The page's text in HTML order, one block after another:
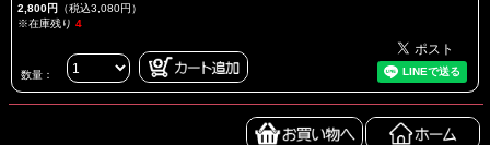
2,800円 （税込3,080円）
※在庫残り 4
数量：